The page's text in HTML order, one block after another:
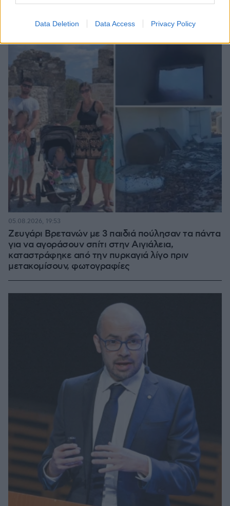
Data Deletion Data Access Privacy Policy
Ζευγάρι Βρετανών με 3 παιδιά πούλησαν τα πάντα
για να αγοράσουν σπίτι στην Αιγιάλεια,
καταστράφηκε από την πυρκαγιά λίγο πριν
μετακομίσουν, φωτογραφίες
05.08.2026, 19:53